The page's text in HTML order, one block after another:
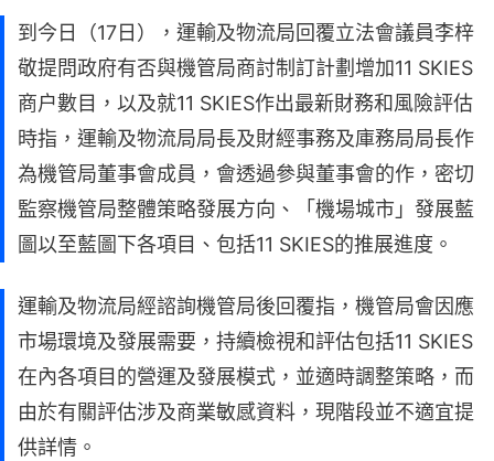
到今日（17日），運輸及物流局回覆立法會議員李梓
敬提問政府有否與機管局商討制訂計劃增加11 SKIES
商户數目，以及就11 SKIES作出最新財務和風險評估
時指，運輸及物流局局長及財經事務及庫務局局長作
為機管局董事會成員，會透過參與董事會的作，密切
監察機管局整體策略發展方向、「機場城市」發展藍
圖以至藍圖下各項目、包括11 SKIES的推展進度。
運輸及物流局經諮詢機管局後回覆指，機管局會因應
市場環境及發展需要，持續檢視和評估包括11 SKIES
在內各項目的營運及發展模式，並適時調整策略，而
由於有關評估涉及商業敏感資料，現階段並不適宜提
供詳情。